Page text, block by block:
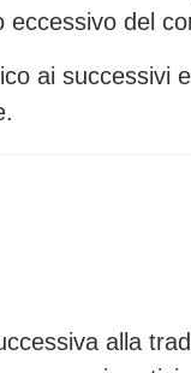
eccessivo del
ai successivi
alla